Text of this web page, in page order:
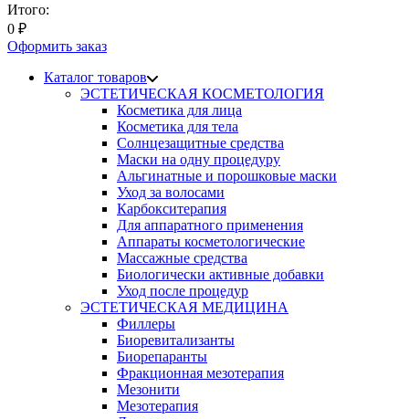
Итого:
0 ₽
Оформить заказ
Каталог товаров
ЭСТЕТИЧЕСКАЯ КОСМЕТОЛОГИЯ
Косметика для лица
Косметика для тела
Солнцезащитные средства
Маски на одну процедуру
Альгинатные и порошковые маски
Уход за волосами
Карбокситерапия
Для аппаратного применения
Аппараты косметологические
Массажные средства
Биологически активные добавки
Уход после процедур
ЭСТЕТИЧЕСКАЯ МЕДИЦИНА
Филлеры
Биоревитализанты
Биорепаранты
Фракционная мезотерапия
Мезонити
Мезотерапия